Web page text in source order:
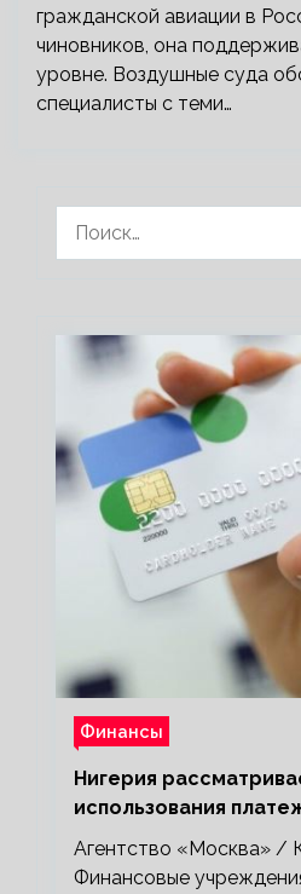
гражданской авиации в
чиновников, она
уровне. Воздушные суда
специалисты с теми…
Финансы
Нигерия
использования
«Мир»
Агентство «Москва» /
Финансовые